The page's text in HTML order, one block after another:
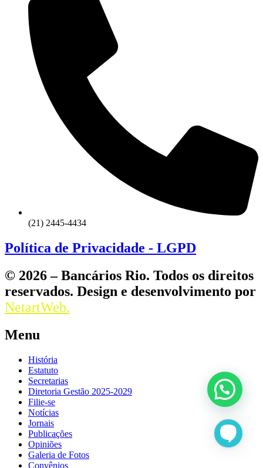
(21) 2445-4434
Política de Privacidade - LGPD
© 2026 – Bancários Rio. Todos os direitos
reservados. Design e desenvolvimento por
NetartWeb.
Menu
História
Estatuto
Secretarias
Diretoria Gestão 2025-2029
Filie-se
Notícias
Jornais
Publicações
Opiniões
Galeria de Fotos
Convênios